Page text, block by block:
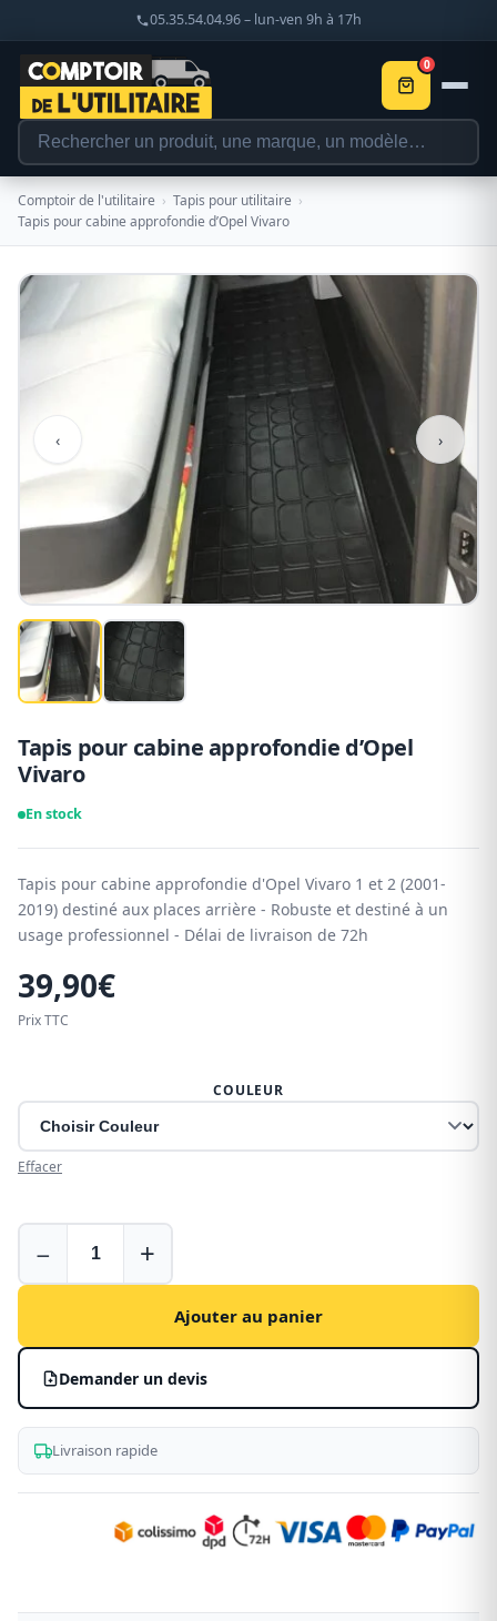
05.35.54.04.96 – lun-ven 9h à 17h
0
Comptoir de l'utilitaire › Tapis pour utilitaire ›
Tapis pour cabine approfondie d’Opel Vivaro
‹ ›
Tapis pour cabine approfondie d’Opel
Vivaro
En stock
Tapis pour cabine approfondie d'Opel Vivaro 1 et 2 (2001-
2019) destiné aux places arrière - Robuste et destiné à un
usage professionnel - Délai de livraison de 72h
39,90€
Prix TTC
COULEUR
Effacer
pour
cabine
d'Opel
Vivaro
− +
Ajouter au panier
Demander un devis
Livraison rapide